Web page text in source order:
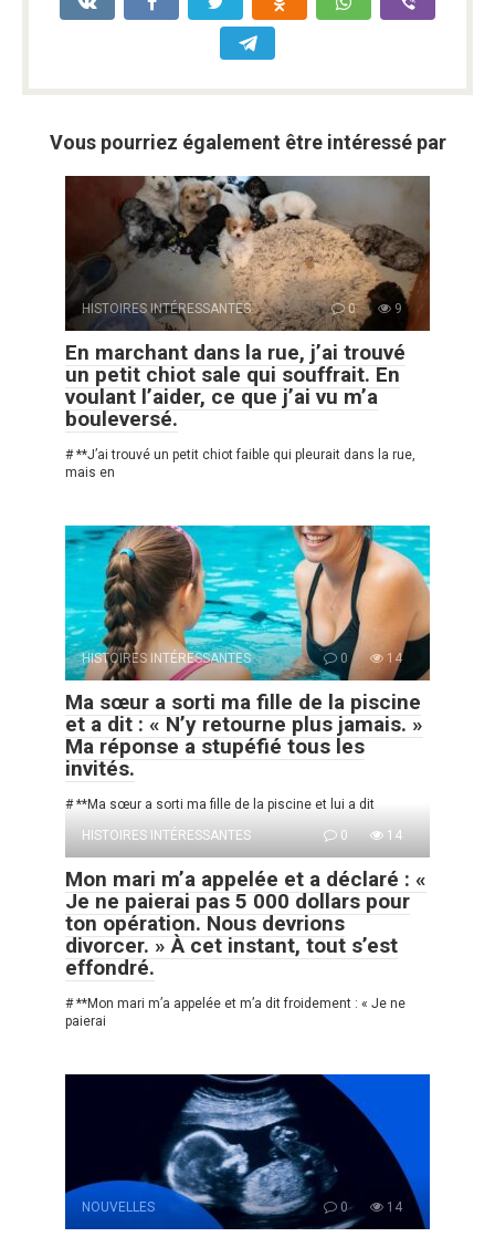
Vous pourriez également être intéressé par
HISTOIRES INTÉRESSANTES 0 9
En marchant dans la rue, j’ai trouvé
un petit chiot sale qui souffrait. En
voulant l’aider, ce que j’ai vu m’a
bouleversé.
# **J’ai trouvé un petit chiot faible qui pleurait dans la rue,
mais en
HISTOIRES INTÉRESSANTES 0 14
Ma sœur a sorti ma fille de la piscine
et a dit : « N’y retourne plus jamais. »
Ma réponse a stupéfié tous les
invités.
# **Ma sœur a sorti ma fille de la piscine et lui a dit
HISTOIRES INTÉRESSANTES
0 14
Mon mari m’a appelée et a déclaré : «
Je ne paierai pas 5 000 dollars pour
ton opération. Nous devrions
divorcer. » À cet instant, tout s’est
effondré.
# **Mon mari m’a appelée et m’a dit froidement : « Je ne
paierai
NOUVELLES 0 14